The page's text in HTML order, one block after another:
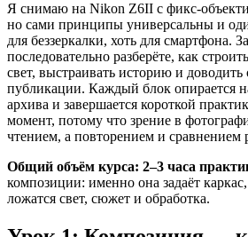
Я снимаю на Nikon Z6II с фикс-
но сами принципы универсальны и
для беззеркалки, хоть для смартфона.
последовательно разберёте, как
свет, выстраивать историю и
публикации. Каждый блок опирается
архива и завершаетcя короткой
момент, потому что зрение в
чтением, а повторением и сравнением
Общий объём курса: 2–3 часа
композиции: именно она задаёт
ложатся свет, сюжет и обработка.